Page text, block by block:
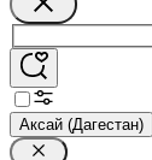
Аксай (Дагестан)